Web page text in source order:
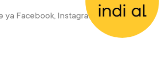
Facebook, Instagram